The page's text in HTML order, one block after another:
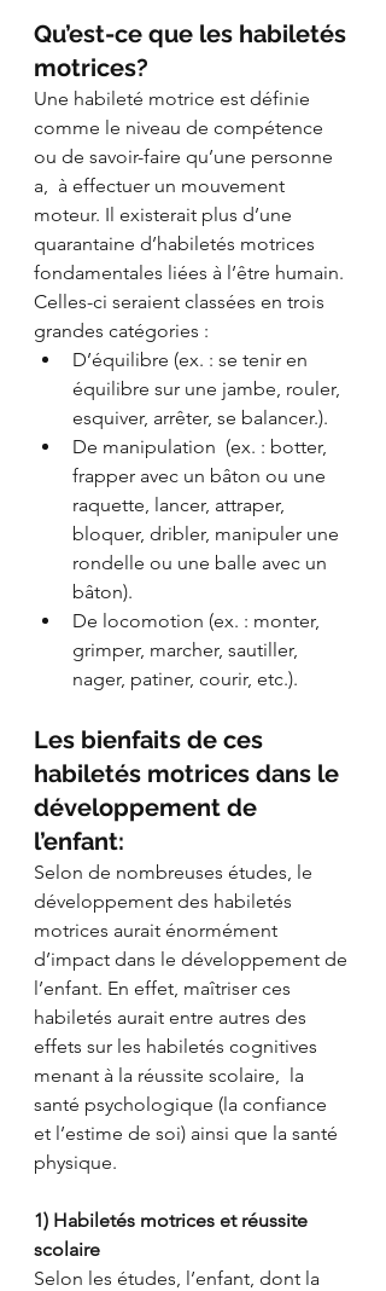
Qu’est-ce que les habiletés
motrices?
Une habileté motrice est définie
comme le niveau de compétence
ou de savoir-faire qu’une personne
a,  à effectuer un mouvement
moteur. Il existerait plus d’une
quarantaine d’habiletés motrices
fondamentales liées à l’être humain.
Celles-ci seraient classées en trois
grandes catégories :
D’équilibre (ex. : se tenir en
équilibre sur une jambe, rouler,
esquiver, arrêter, se balancer.).
De manipulation  (ex. : botter,
frapper avec un bâton ou une
raquette, lancer, attraper,
bloquer, dribler, manipuler une
rondelle ou une balle avec un
bâton).
De locomotion (ex. : monter,
grimper, marcher, sautiller,
nager, patiner, courir, etc.).
Les bienfaits de ces
habiletés motrices dans le
développement de
l’enfant:
Selon de nombreuses études, le
développement des habiletés
motrices aurait énormément
d’impact dans le développement de
l’enfant. En effet, maîtriser ces
habiletés aurait entre autres des
effets sur les habiletés cognitives
menant à la réussite scolaire,  la
santé psychologique (la confiance
et l’estime de soi) ainsi que la santé
physique.
1) Habiletés motrices et réussite
scolaire
Selon les études, l’enfant, dont la